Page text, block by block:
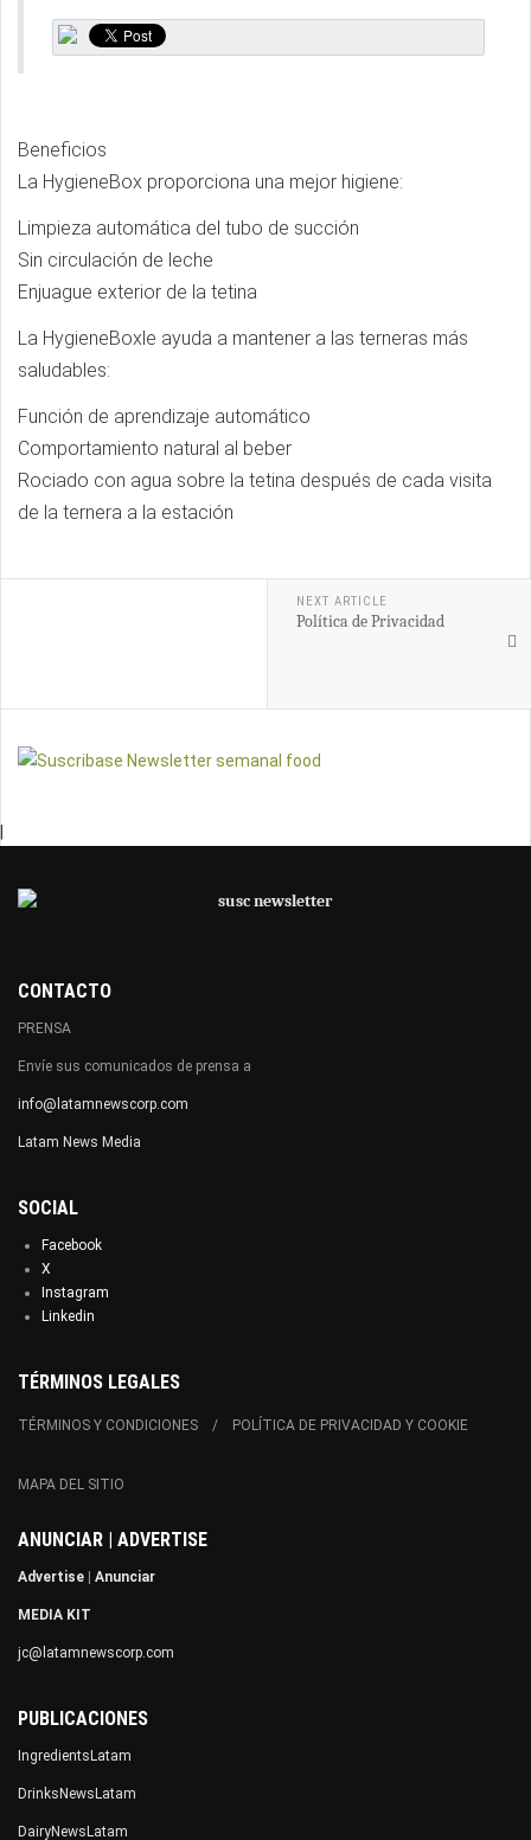
Beneficios
La HygieneBox proporciona una mejor higiene:
Limpieza automática del tubo de succión
Sin circulación de leche
Enjuague exterior de la tetina
La HygieneBoxle ayuda a mantener a las terneras más
saludables:
Función de aprendizaje automático
Comportamiento natural al beber
Rociado con agua sobre la tetina después de cada visita
de la ternera a la estación
NEXT ARTICLE
Política de Privacidad
CONTACTO
PRENSA
Envíe sus comunicados de prensa a
info@latamnewscorp.com
Latam News Media
SOCIAL
Facebook
X
Instagram
Linkedin
TÉRMINOS LEGALES
TÉRMINOS Y CONDICIONES POLÍTICA DE PRIVACIDAD Y COOKIE
MAPA DEL SITIO
ANUNCIAR | ADVERTISE
Advertise Anunciar
MEDIA KIT
jc@latamnewscorp.com
PUBLICACIONES
IngredientsLatam
DrinksNewsLatam
DairyNewsLatam